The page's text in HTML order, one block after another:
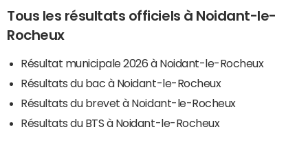
Tous les résultats officiels à Noidant-le-
Rocheux
Résultat municipale 2026 à Noidant-le-Rocheux
Résultats du bac à Noidant-le-Rocheux
Résultats du brevet à Noidant-le-Rocheux
Résultats du BTS à Noidant-le-Rocheux